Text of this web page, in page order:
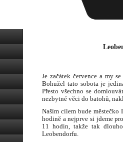
Je začátek července a my
Bohužel tato sobota je
Přesto všechno se
nezbytné věci do batohů,
Naším cílem bude městečko
hodině a nejprve si jdeme
11 hodin, takže tak
Leobendorfu.